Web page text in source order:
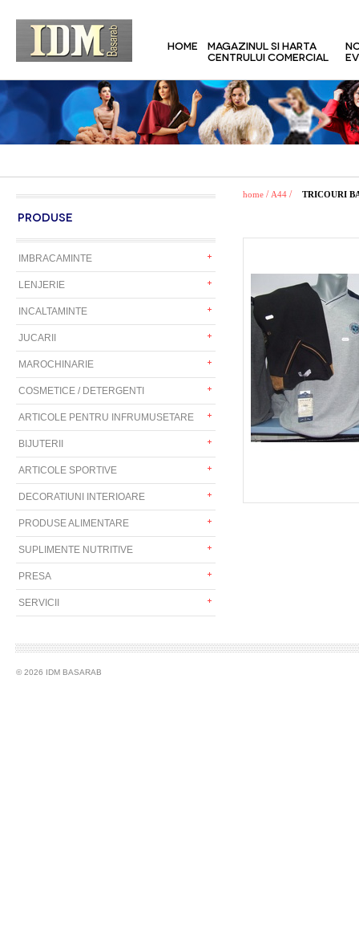
HOME
MAGAZINUL SI HARTA
CENTRULUI COMERCIAL
PRODUSE
IMBRACAMINTE
LENJERIE
INCALTAMINTE
JUCARII
MAROCHINARIE
COSMETICE / DETERGENTI
ARTICOLE PENTRU INFRUMUSETARE
BIJUTERII
ARTICOLE SPORTIVE
DECORATIUNI INTERIOARE
PRODUSE ALIMENTARE
SUPLIMENTE NUTRITIVE
PRESA
SERVICII
home / A44 / TRICOURI
© 2026 IDM BASARAB